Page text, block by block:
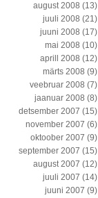
august 2008 (13)
juuli 2008 (21)
juuni 2008 (17)
mai 2008 (10)
aprill 2008 (12)
märts 2008 (9)
veebruar 2008 (7)
jaanuar 2008 (8)
detsember 2007 (15)
november 2007 (6)
oktoober 2007 (9)
september 2007 (15)
august 2007 (12)
juuli 2007 (14)
juuni 2007 (9)